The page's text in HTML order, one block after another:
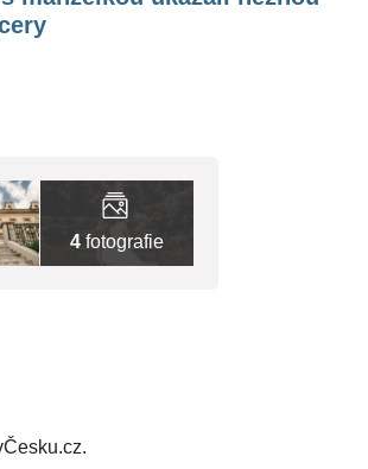
4 fotografie